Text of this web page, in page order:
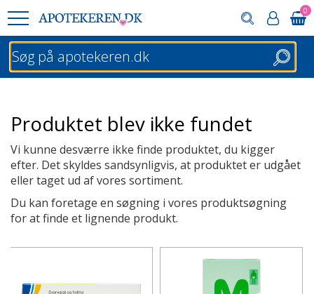
0
Søg
Produktet blev ikke fundet
Vi kunne desværre ikke finde produktet, du kigger
efter. Det skyldes sandsynligvis, at produktet er udgået
eller taget ud af vores sortiment.
Du kan foretage en søgning i vores produktsøgning
for at finde et lignende produkt.